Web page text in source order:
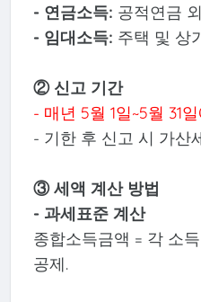
- 연금소득: 공적연금
- 임대소득: 주택 및 상
② 신고 기간
- 매년 5월 1일~5월 31
- 기한 후 신고 시 가산
③ 세액 계산 방법
- 과세표준 계산
종합소득금액 = 각 소
공제.